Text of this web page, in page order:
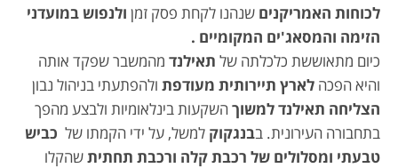
לכוחות האמריקנים שנהנו לקחת פסק זמן ולנפוש במועדני
הזימה והמסאג'ים המקומיים .
כיום מתאוששת כלכלתה של תאילנד מהמשבר שפקד אותה
והיא הפכה לארץ תיירותית מעודפת ולהפתעתי בניהול נבון
הצליחה תאילנד למשוךהשקעות בינלאומיות ולבצע מהפך
בתחבורה העירונית. בבנגקוק למשל, על ידי הקמתו של כביש
טבעתי ומסלולים של רכבת קלה ורכבת תחתיתשהקלו